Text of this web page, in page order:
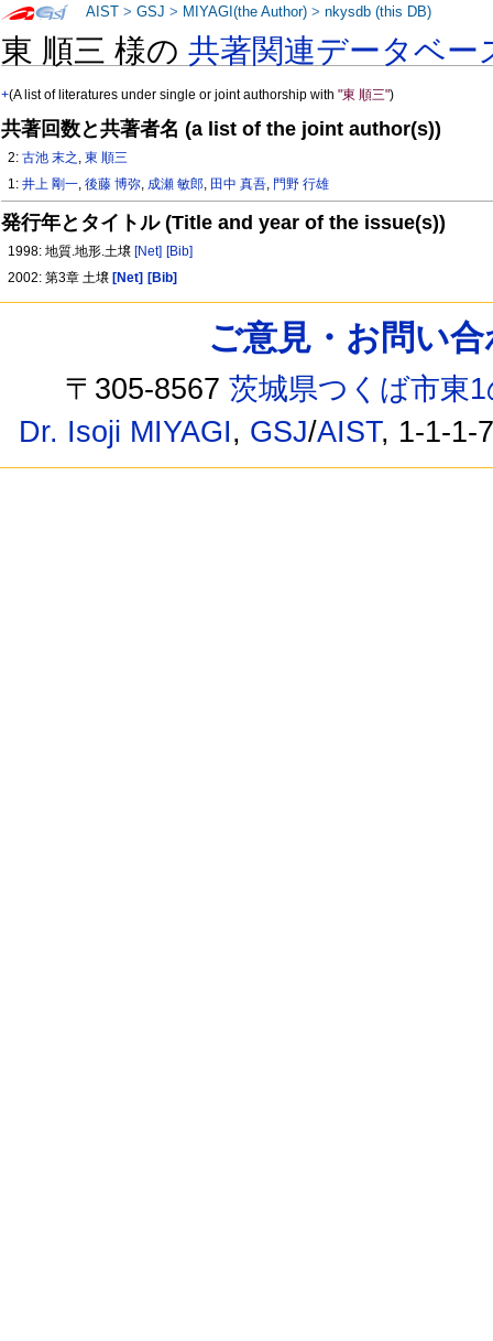
東 順三 様の共著関連データベー
+(A list of literatures under single or joint authorship with"東 順三")
共著回数と共著者名 (a list of the joint author(s))
2:古池 末之 ,東 順三
1:井上 剛一,後藤 博弥, 成瀬 敏郎, 田中 真吾, 門野 行雄
発行年とタイトル (Title and year of the issue(s))
1998: 地質.地形.土壌 [Net] [Bib]
2002: 第3章 土壌 [Net] [Bib]
AIST >GSJ > MIYAGI(the Author) >nkysdb (this DB)
ご意見・お問い
〒305-8567茨城県つくば市東
Dr. Isoji MIYAGI, GSJ/AIST, 1-1-1-